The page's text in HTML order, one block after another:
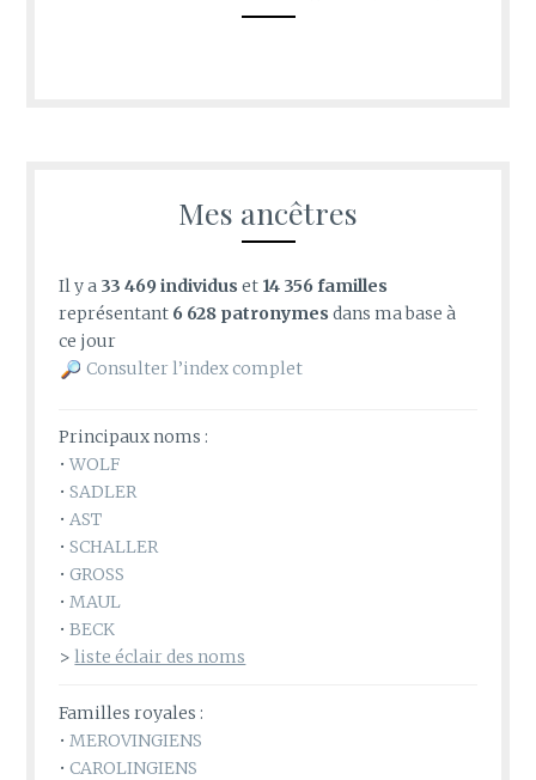
Mes ancêtres
Il y a 33 469 individus et 14 356 familles
représentant 6 628 patronymes dans ma base à
ce jour
Consulter l’index complet
Principaux noms :
•WOLF
•SADLER
•AST
•SCHALLER
•GROSS
•MAUL
•BECK
>liste éclair des noms
Familles royales :
• MEROVINGIENS
•CAROLINGIENS